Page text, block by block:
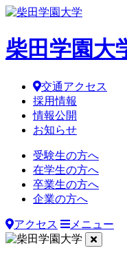
柴田学園大
交通アクセス
採用情報
情報公開
お知らせ
受験生の方へ
在学生の方へ
卒業生の方へ
企業の方へ
アクセス メニュー